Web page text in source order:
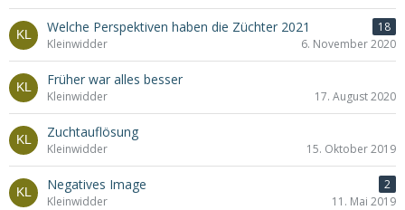
Welche Perspektiven haben die Züchter 2021​
18
Kleinwidder
6. November 2020
Früher war alles besser
Kleinwidder 17. August 2020
Zuchtauflösung
Kleinwidder 15. Oktober 2019
Negatives Image
2
Kleinwidder
11. Mai 2019